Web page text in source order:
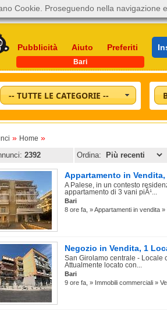
Pubblicità Aiuto Preferiti
Bari
-- TUTTE LE CATEGORIE --
» Home »
2392 Ordina:
Appartamento in
A Palese, in un contesto
appartamento di 3 vani piÃ¹...
Bari
8 ore fa, » Appartamenti in vendita
Negozio in Vendita, 1
San Girolamo centrale - Locale
Attualmente locato con...
Bari
9 ore fa, » Immobili commerciali »
Cookie. Proseguendo nella navigazione